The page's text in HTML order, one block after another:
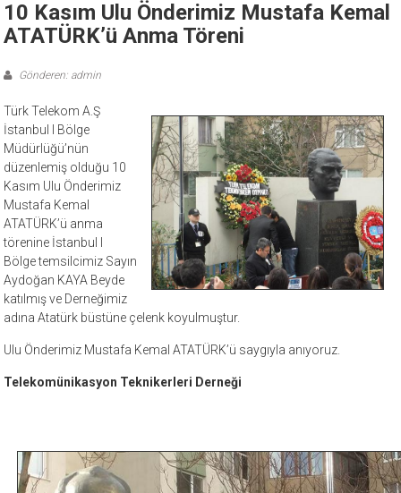
10 Kasım Ulu Önderimiz Mustafa Kemal
ATATÜRK’ü Anma Töreni
Gönderen: admin
Türk Telekom A.Ş
İstanbul I Bölge
Müdürlüğü’nün
düzenlemiş olduğu 10
Kasım Ulu Önderimiz
Mustafa Kemal
ATATÜRK’ü anma
törenine İstanbul I
Bölge temsilcimiz Sayın
Aydoğan KAYA Beyde
katılmış ve Derneğimiz
adına Atatürk büstüne çelenk koyulmuştur.
Ulu Önderimiz Mustafa Kemal ATATÜRK’ü saygıyla anıyoruz.
Telekomünikasyon Teknikerleri Derneği